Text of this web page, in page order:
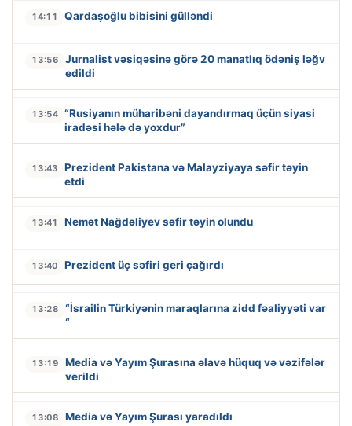
14:11 Qardaşoğlu bibisini gülləndi
13:56
Jurnalist vəsiqəsinə görə 20 manatlıq ödəniş ləğv
edildi
13:54 “Rusiyanın müharibəni dayandırmaq üçün siyasi
iradəsi hələ də yoxdur”
13:43
Prezident Pakistana və Malayziyaya səfir təyin
etdi
13:41 Nemət Nağdəliyev səfir təyin olundu
13:40 Prezident üç səfiri geri çağırdı
13:28
“İsrailin Türkiyənin maraqlarına zidd fəaliyyəti var
“
13:19
Media və Yayım Şurasına əlavə hüquq və vəzifələr
verildi
13:08 Media və Yayım Şurası yaradıldı